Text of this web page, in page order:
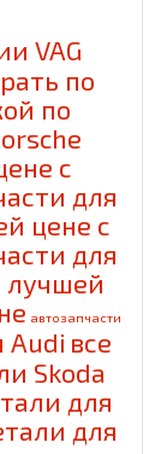
VAG
по
по
с
для
цене с
для
лучшей
автозапчасти
Audi все
Skoda
для
для